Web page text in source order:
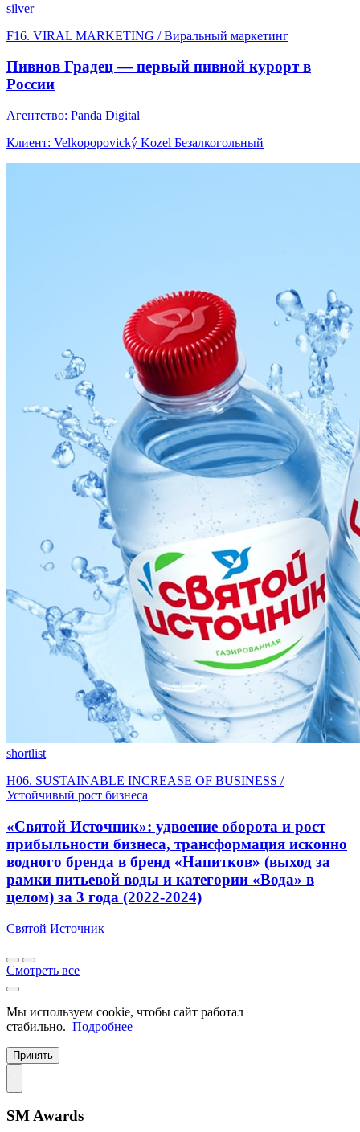
silver
F16. VIRAL MARKETING / Виральный маркетинг
Пивнов Градец — первый пивной курорт в
России
Агентство: Panda Digital
Клиент: Velkopopovický Kozel Безалкогольный
shortlist
H06. SUSTAINABLE INCREASE OF BUSINESS /
Устойчивый рост бизнеса
«Святой Источник»: удвоение оборота и рост
прибыльности бизнеса, трансформация исконно
водного бренда в бренд «Напитков» (выход за
рамки питьевой воды и категории «Вода» в
целом) за 3 года (2022-2024)
Святой Источник
Смотреть все
Мы используем cookie, чтобы сайт работал
стабильно. Подробнее
Принять
SM Awards